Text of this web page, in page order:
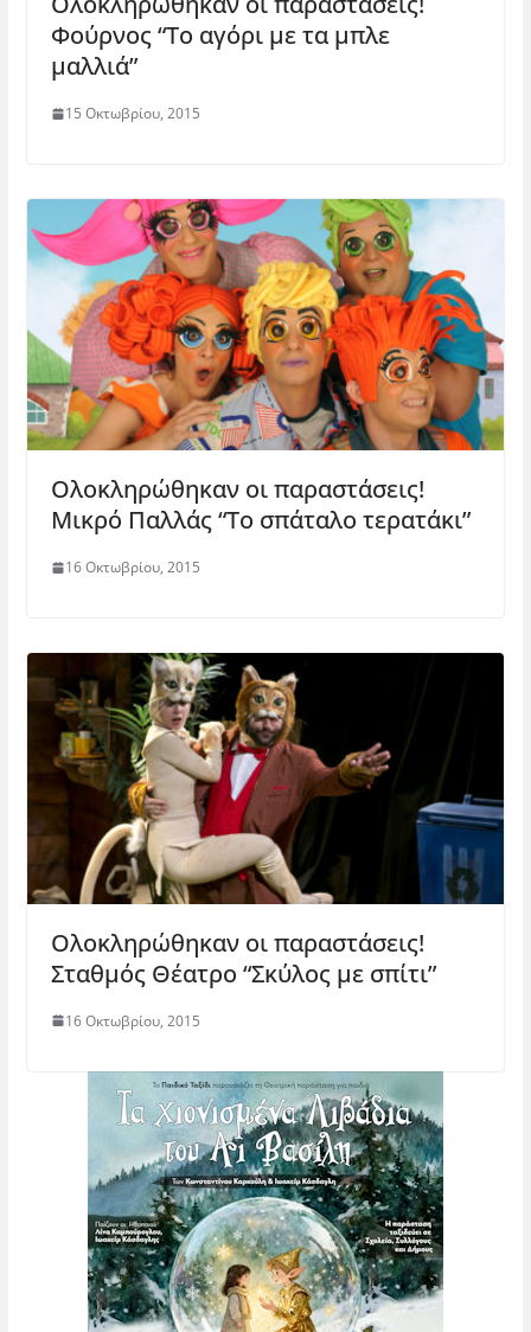
ρ
ά
θ
υ
ρ
)
ρ
ο
)
υ
ρ
ο
θ
υ
ρ
Φούρνος “Το αγόρι με τα μπλε
μαλλιά”
15 Οκτωβρίου, 2015
Ολοκληρώθηκαν οι παραστάσεις!
Μικρό Παλλάς “Το σπάταλο τερατάκι”
16 Οκτωβρίου, 2015
Ολοκληρώθηκαν οι παραστάσεις!
Σταθμός Θέατρο “Σκύλος με σπίτι”
16 Οκτωβρίου, 2015